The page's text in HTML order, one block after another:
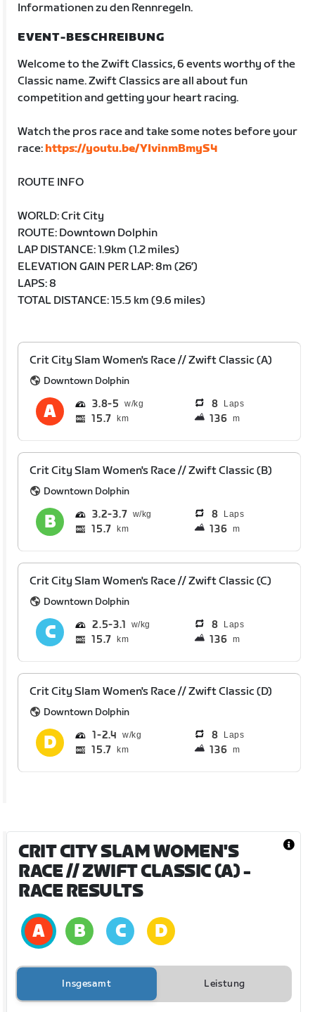
Informationen zu den Rennregeln.
EVENT-BESCHREIBUNG
Welcome to the Zwift Classics, 6 events worthy of the
Classic name. Zwift Classics are all about fun
competition and getting your heart racing.
Watch the pros race and take some notes before your
race: https://youtu.be/YIvinmBmyS4
ROUTE INFO
WORLD: Crit City
ROUTE: Downtown Dolphin
LAP DISTANCE: 1.9km (1.2 miles)
ELEVATION GAIN PER LAP: 8m (26′)
LAPS: 8
TOTAL DISTANCE: 15.5 km (9.6 miles)
Crit City Slam Women's Race // Zwift Classic (A)
Downtown Dolphin
3.8 5 8 Laps
15.7 km 136 m
Crit City Slam Women's Race // Zwift Classic (B)
Downtown Dolphin
3.2 3.7 8 Laps
15.7 km 136 m
Crit City Slam Women's Race // Zwift Classic (C)
Downtown Dolphin
2.5 3.1 8 Laps
15.7 km 136 m
Crit City Slam Women's Race // Zwift Classic (D)
Downtown Dolphin
1 2.4 8 Laps
15.7 km 136 m
CRIT CITY SLAM WOMEN'S
RACE // ZWIFT CLASSIC (A)-
RACE RESULTS
Insgesamt Leistung